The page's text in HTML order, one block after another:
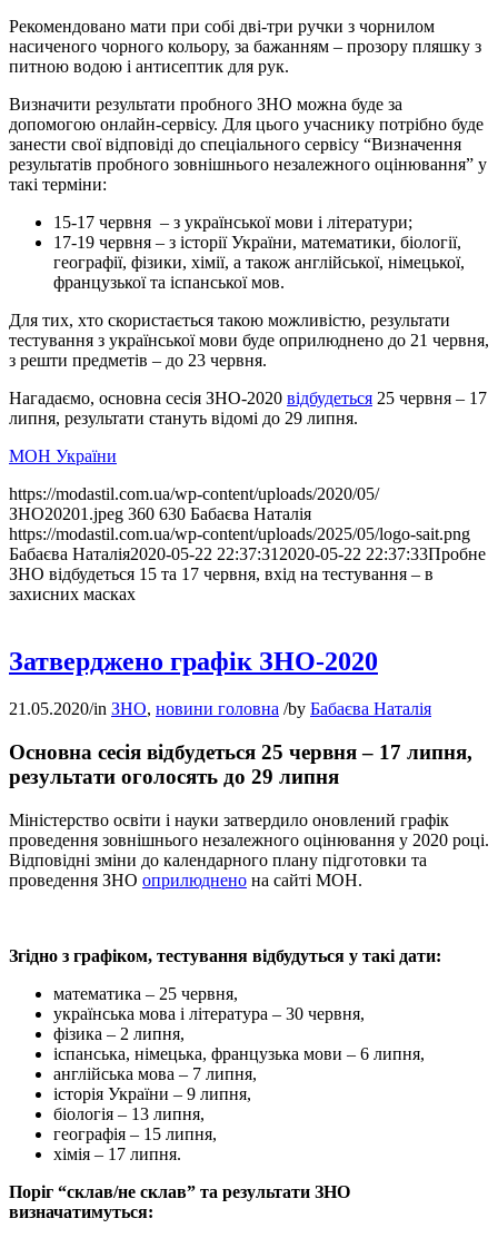
Рекомендовано мати при собі дві-три ручки з чорнилом
насиченого чорного кольору, за бажанням – прозору пляшку з
питною водою і антисептик для рук.
Визначити результати пробного ЗНО можна буде за
допомогою онлайн-сервісу. Для цього учаснику потрібно буде
занести свої відповіді до спеціального сервісу “Визначення
результатів пробного зовнішнього незалежного оцінювання” у
такі терміни:
15-17 червня – з української мови і літератури;
17-19 червня – з історії України, математики, біології,
географії, фізики, хімії, а також англійської, німецької,
французької та іспанської мов.
Для тих, хто скористається такою можливістю, результати
тестування з української мови буде оприлюднено до 21 червня,
з решти предметів – до 23 червня.
Нагадаємо, основна сесія ЗНО-2020 відбудеться 25 червня – 17
липня, результати стануть відомі до 29 липня.
МОН України
https://modastil.com.ua/wp-content/uploads/2020/05/
ЗНО20201.jpeg 360 630 Бабаєва Наталія
https://modastil.com.ua/wp-content/uploads/2025/05/logo-sait.png
Бабаєва Наталія2020-05-22 22:37:312020-05-22 22:37:33Пробне
ЗНО відбудеться 15 та 17 червня, вхід на тестування – в
захисних масках
Затверджено графік ЗНО-2020
21.05.2020/in ЗНО, новини головна /by Бабаєва Наталія
Основна сесія відбудеться 25 червня – 17 липня,
результати оголосять до 29 липня
Міністерство освіти і науки затвердило оновлений графік
проведення зовнішнього незалежного оцінювання у 2020 році.
Відповідні зміни до календарного плану підготовки та
проведення ЗНО оприлюднено на сайті МОН.
Згідно з графіком, тестування відбудуться у такі дати:
математика – 25 червня,
українська мова і література – 30 червня,
фізика – 2 липня,
іспанська, німецька, французька мови – 6 липня,
англійська мова – 7 липня,
історія України – 9 липня,
біологія – 13 липня,
географія – 15 липня,
хімія – 17 липня.
Поріг “склав/не склав” та результати ЗНО
визначатимуться: